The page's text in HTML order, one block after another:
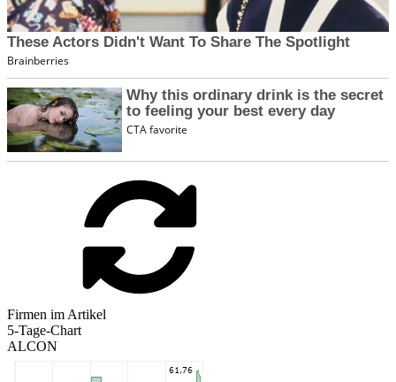
Firmen im Artikel
5-Tage-Chart
ALCON